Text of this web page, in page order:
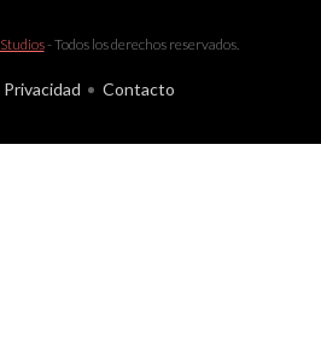
- Todos los derechos reservados.
Privacidad Contacto